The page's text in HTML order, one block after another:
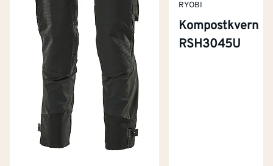
RYOBI
Kompostkvern
RSH3045U